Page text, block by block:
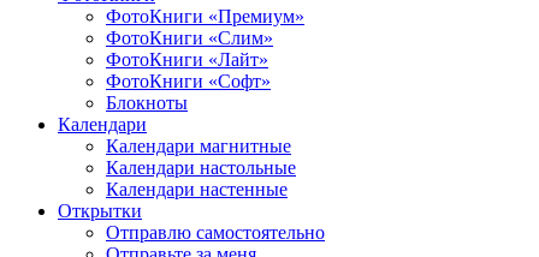
ФотоКниги «Премиум»
ФотоКниги «Слим»
ФотоКниги «Лайт»
ФотоКниги «Софт»
Блокноты
Календари
Календари магнитные
Календари настольные
Календари настенные
Открытки
Отправлю самостоятельно